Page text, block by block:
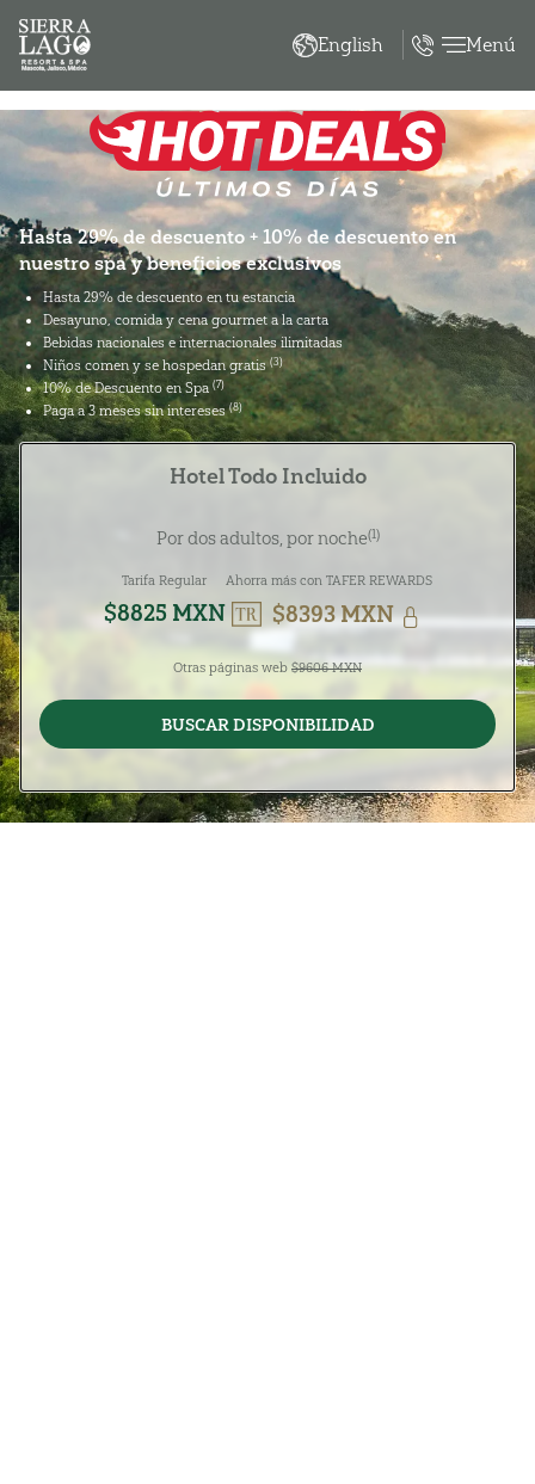
English Menú
Hasta 29% de descuento + 10% de descuento en
nuestro spa y beneficios exclusivos
Hasta 29% de descuento en tu estancia
Desayuno, comida y cena gourmet a la carta
Bebidas nacionales e internacionales ilimitadas
Niños comen y se hospedan gratis(3)
10% de Descuento en Spa (7)
Paga a 3 meses sin intereses(8)
Hotel Todo Incluido
Por dos adultos, por noche(1)
Tarifa Regular
$8825 MXN
Ahorra más con TAFER REWARDS
$8393 MXN
Otras páginas web $9606 MXN
BUSCAR DISPONIBILIDAD